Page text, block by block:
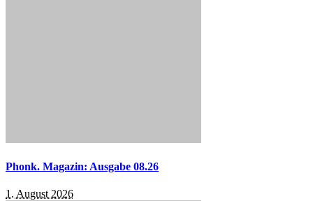
Phonk. Magazin: Ausgabe 08.26
1. August 2026